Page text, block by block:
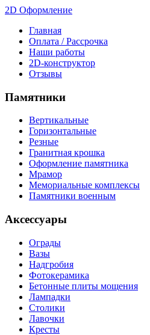
2D Оформление
Главная
Оплата / Рассрочка
Наши работы
2D-конструктор
Отзывы
Памятники
Вертикальные
Горизонтальные
Резные
Гранитная крошка
Оформление памятника
Мрамор
Мемориальные комплексы
Памятники военным
Аксессуары
Ограды
Вазы
Надгробия
Фотокерамика
Бетонные плиты мощения
Лампадки
Столики
Лавочки
Кресты